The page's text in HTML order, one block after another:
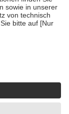
Bewertungen
künstlicher